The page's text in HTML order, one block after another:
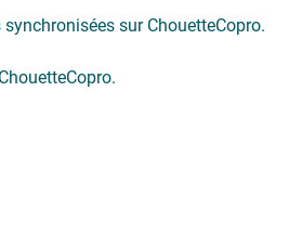
sur ChouetteCopro.